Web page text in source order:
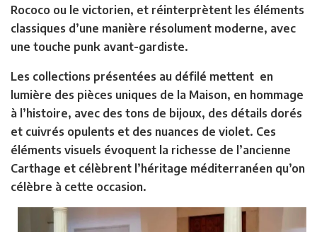
Rococo ou le victorien, et réinterprètent les éléments
classiques d’une manière résolument moderne, avec
une touche punk avant-gardiste.
Les collections présentées au défilé mettent en
lumière des pièces uniques de la Maison, en hommage
à l’histoire, avec des tons de bijoux, des détails dorés
et cuivrés opulents et des nuances de violet. Ces
éléments visuels évoquent la richesse de l’ancienne
Carthage et célèbrent l’héritage méditerranéen qu’on
célèbre à cette occasion.